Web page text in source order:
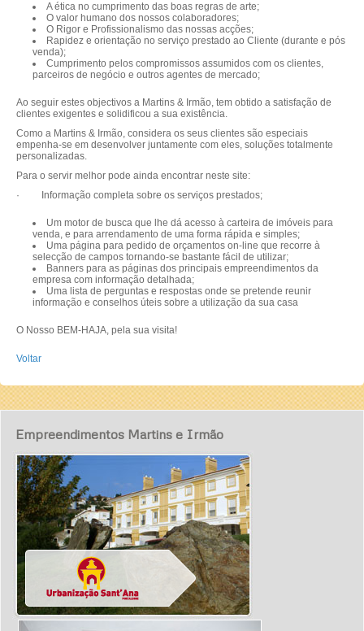
A ética no cumprimento das boas regras de arte;
O valor humano dos nossos colaboradores;
O Rigor e Profissionalismo das nossas acções;
Rapidez e orientação no serviço prestado ao Cliente (durante e pós
venda);
Cumprimento pelos compromissos assumidos com os clientes,
parceiros de negócio e outros agentes de mercado;
Ao seguir estes objectivos a Martins & Irmão, tem obtido a satisfação de
clientes exigentes e solidificou a sua existência.
Como a Martins & Irmão, considera os seus clientes são especiais
empenha-se em desenvolver juntamente com eles, soluções totalmente
personalizadas.
Para o servir melhor pode ainda encontrar neste site:
· Informação completa sobre os serviços prestados;
Um motor de busca que lhe dá acesso à carteira de imóveis para
venda, e para arrendamento de uma forma rápida e simples;
Uma página para pedido de orçamentos on-line que recorre à
selecção de campos tornando-se bastante fácil de utilizar;
Banners para as páginas dos principais empreendimentos da
empresa com informação detalhada;
Uma lista de perguntas e respostas onde se pretende reunir
informação e conselhos úteis sobre a utilização da sua casa
O Nosso BEM-HAJA, pela sua visita!
Voltar
Empreendimentos Martins e Irmão